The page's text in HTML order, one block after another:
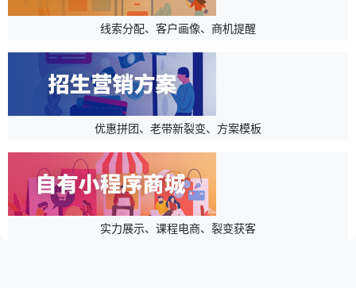
线索分配、客户画像、商机提醒
优惠拼团、老带新裂变、方案模板
实力展示、课程电商、裂变获客